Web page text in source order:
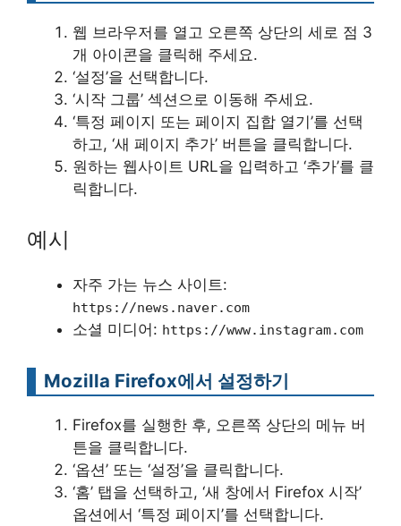
웹 브라우저를 열고 오른쪽 상단의 세로 점 3
개 아이콘을 클릭해 주세요.
‘설정’을 선택합니다.
‘시작 그룹’ 섹션으로 이동해 주세요.
‘특정 페이지 또는 페이지 집합 열기’를 선택
하고, ‘새 페이지 추가’ 버튼을 클릭합니다.
원하는 웹사이트 URL을 입력하고 ‘추가’를 클
릭합니다.
예시
자주 가는 뉴스 사이트:
https://news.naver.com
소셜 미디어: https://www.instagram.com
Mozilla Firefox에서 설정하기
Firefox를 실행한 후, 오른쪽 상단의 메뉴 버
튼을 클릭합니다.
‘옵션’ 또는 ‘설정’을 클릭합니다.
‘홈’ 탭을 선택하고, ‘새 창에서 Firefox 시작’
옵션에서 ‘특정 페이지’를 선택합니다.